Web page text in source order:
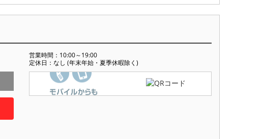
営業時間：10:00～19:00
定休日：なし (年末年始・夏季休暇除く)